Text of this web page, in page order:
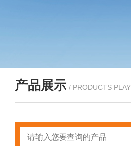
产品展示 / PRODUCTS PLAY